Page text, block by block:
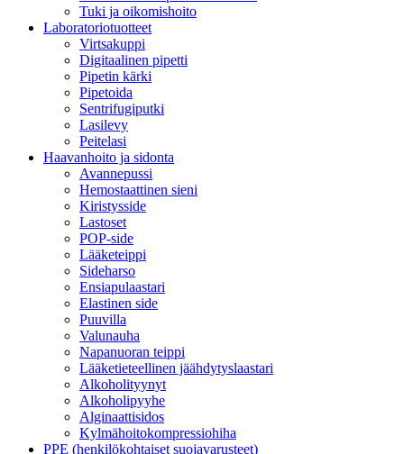
Tuki ja oikomishoito
Laboratoriotuotteet
Virtsakuppi
Digitaalinen pipetti
Pipetin kärki
Pipetoida
Sentrifugiputki
Lasilevy
Peitelasi
Haavanhoito ja sidonta
Avannepussi
Hemostaattinen sieni
Kiristysside
Lastoset
POP-side
Lääketeippi
Sideharso
Ensiapulaastari
Elastinen side
Puuvilla
Valunauha
Napanuoran teippi
Lääketieteellinen jäähdytyslaastari
Alkoholityynyt
Alkoholipyyhe
Alginaattisidos
Kylmähoitokompressiohiha
PPE (henkilökohtaiset suojavarusteet)